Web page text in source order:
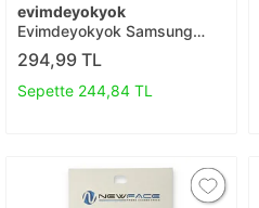
evimdeyokyok
Evimdeyokyok Samsung
Galaxy A21s 3d Antistatik
Seramik Nano Ekran
Koruyucu T20
294,99 TL
Sepette 244,84 TL